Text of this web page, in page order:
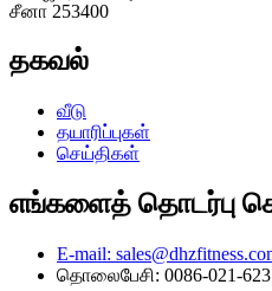
சீனா 253400
தகவல்
வீடு
தயாரிப்புகள்
செய்திகள்
எங்களைத் தொடர்பு
E-mail:
தொலைபேசி: 0086-021-